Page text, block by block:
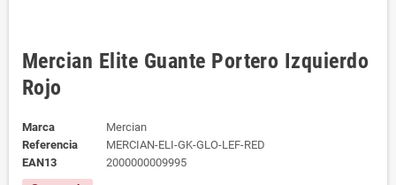
Mercian Elite Guante Portero Izquierdo
Rojo
Marca
Mercian
Referencia
MERCIAN-ELI-GK-GLO-LEF-RED
EAN13
2000000009995